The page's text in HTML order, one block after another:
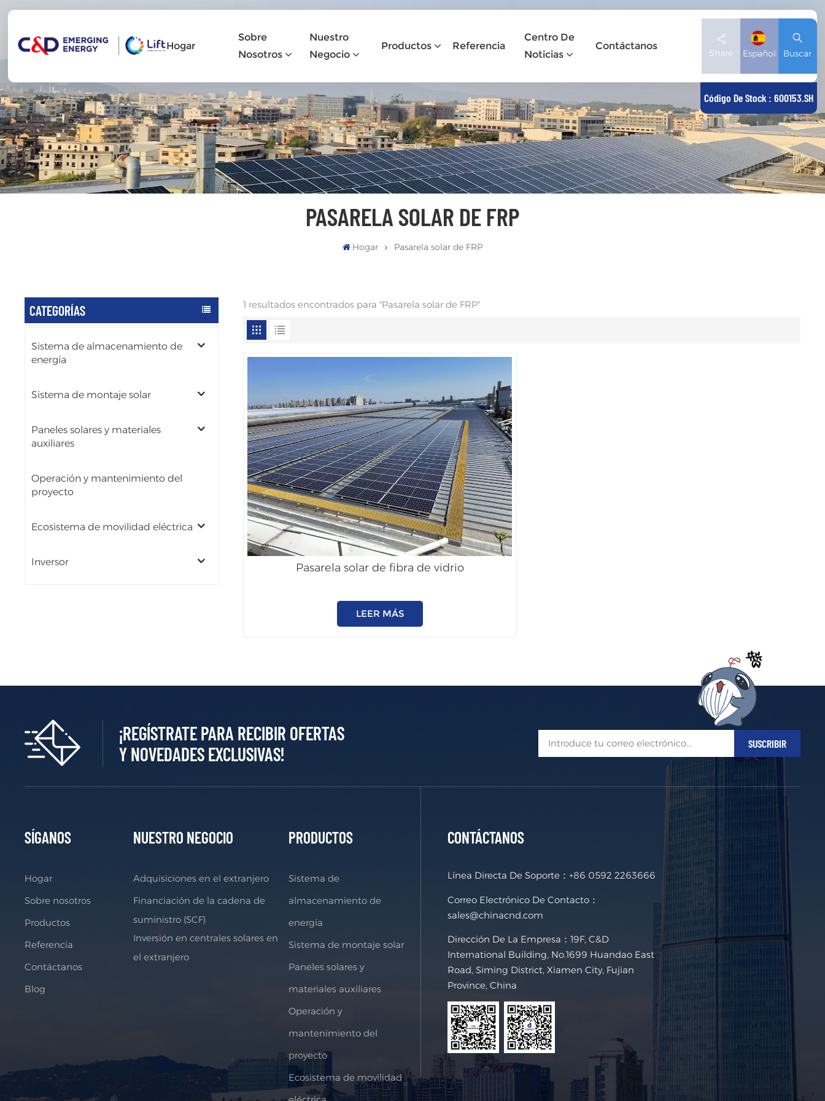
Hogar
Sobre
Nosotros
Nuestro
Negocio
Productos Referencia
Centro De
Noticias
Contáctanos
Share Español
English
Deutsch
español
Buscar
Código De Stock : 600153.SH
PASARELA SOLAR DE FRP
Hogar Pasarela solar de FRP
CATEGORÍAS
Sistema de almacenamiento de
energía
Sistema de montaje solar
Paneles solares y materiales
auxiliares
Operación y mantenimiento del
proyecto
Ecosistema de movilidad eléctrica
Inversor
1 resultados encontrados para "Pasarela solar de FRP"
Pasarela solar de fibra de vidrio
LEER MÁS
¡REGÍSTRATE PARA RECIBIR OFERTAS
Y NOVEDADES EXCLUSIVAS!
SÍGANOS
Hogar
Sobre nosotros
Productos
Referencia
Contáctanos
Blog
NUESTRO NEGOCIO
Adquisiciones en el extranjero
Financiación de la cadena de
suministro (SCF)
Inversión en centrales solares en
el extranjero
PRODUCTOS
Sistema de
almacenamiento de
energía
Sistema de montaje solar
Paneles solares y
materiales auxiliares
Operación y
mantenimiento del
proyecto
Ecosistema de movilidad
CONTÁCTANOS
Línea Directa De Soporte：+86 0592 2263666
Correo Electrónico De Contacto：
sales@chinacnd.com
Dirección De La Empresa：19F, C&D
International Building, No.1699 Huandao East
Road, Siming District, Xiamen City, Fujian
Province, China